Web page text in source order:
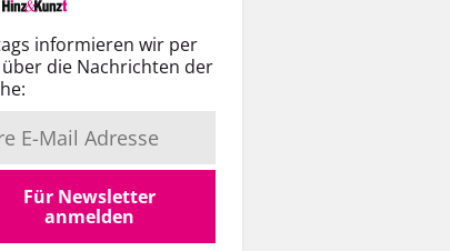
informieren wir per
die Nachrichten der
Für Newsletter
anmelden